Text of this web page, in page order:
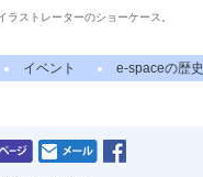
ストレーターのショーケース。
イベント e-spaceの歴史